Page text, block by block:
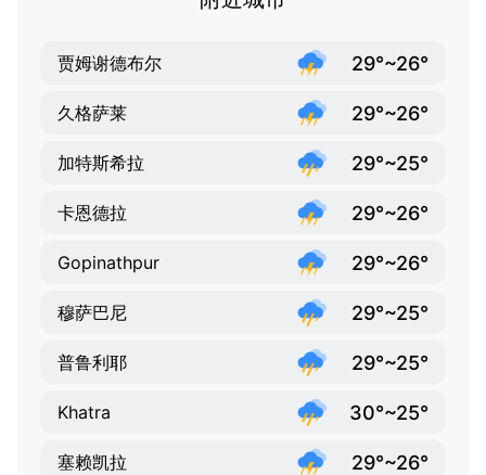
贾姆谢德布尔 29°~26°
久格萨莱 29°~26°
加特斯希拉 29°~25°
卡恩德拉 29°~26°
Gopinathpur 29°~26°
穆萨巴尼 29°~25°
普鲁利耶 29°~25°
Khatra 30°~25°
塞赖凯拉 29°~26°